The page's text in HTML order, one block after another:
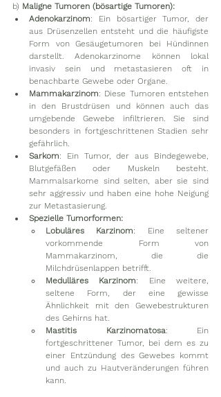
b) Maligne Tumoren (bösartige Tumoren):
Adenokarzinom: Ein bösartiger Tumor, der
aus Drüsenzellen entsteht und die häufigste
Form von Gesäugetumoren bei Hündinnen
darstellt. Adenokarzinome können lokal
invasiv sein und metastasieren oft in
benachbarte Gewebe oder Organe.
Mammakarzinom: Diese Tumoren entstehen
in den Brustdrüsen und können auch das
umgebende Gewebe infiltrieren. Sie sind
besonders in fortgeschrittenen Stadien sehr
gefährlich.
Sarkom: Ein Tumor, der aus Bindegewebe,
Blutgefäßen oder Muskeln besteht.
Mammalsarkome sind selten, aber sie sind
sehr aggressiv und haben eine hohe Neigung
zur Metastasierung.
Spezielle Tumorformen:
Lobuläres Karzinom: Eine seltener
vorkommende Form von
Mammakarzinom, die die
Milchdrüsenlappen betrifft.
Medulläres Karzinom: Eine weitere,
seltene Form, der eine gewisse
Ähnlichkeit mit den Gewebestrukturen
des Gehirns hat.
Mastitis Karzinomatosa: Ein
fortgeschrittener Tumor, bei dem es zu
einer Entzündung des Gewebes kommt
und auch zu Hautveränderungen führen
kann.